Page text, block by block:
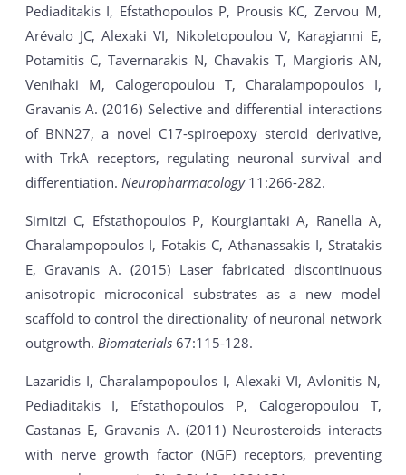
Pediaditakis I, Efstathopoulos P, Prousis KC, Zervou M,
Arévalo JC, Alexaki VI, Nikoletopoulou V, Karagianni E,
Potamitis C, Tavernarakis N, Chavakis T, Margioris AN,
Venihaki M, Calogeropoulou T, Charalampopoulos I,
Gravanis A. (2016) Selective and differential interactions
of BNN27, a novel C17-spiroepoxy steroid derivative,
with TrkA receptors, regulating neuronal survival and
differentiation. Neuropharmacology 11:266-282.
Simitzi C, Efstathopoulos P, Kourgiantaki A, Ranella A,
Charalampopoulos I, Fotakis C, Athanassakis I, Stratakis
E, Gravanis A. (2015) Laser fabricated discontinuous
anisotropic microconical substrates as a new model
scaffold to control the directionality of neuronal network
outgrowth. Biomaterials67:115-128.
Lazaridis I, Charalampopoulos I, Alexaki VI, Avlonitis N,
Pediaditakis I, Efstathopoulos P, Calogeropoulou T,
Castanas E, Gravanis A. (2011) Neurosteroids interacts
with nerve growth factor (NGF) receptors, preventing